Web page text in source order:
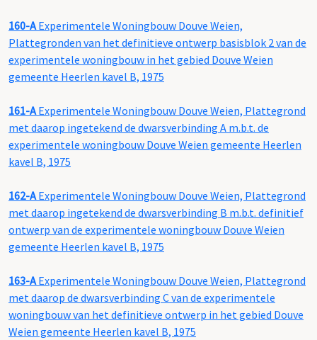
160-AExperimentele Woningbouw Douve Weien,
Plattegronden van het definitieve ontwerp basisblok 2 van de
experimentele woningbouw in het gebied Douve Weien
gemeente Heerlen kavel B, 1975
161-AExperimentele Woningbouw Douve Weien, Plattegrond
met daarop ingetekend de dwarsverbinding A m.b.t. de
experimentele woningbouw Douve Weien gemeente Heerlen
kavel B, 1975
162-AExperimentele Woningbouw Douve Weien, Plattegrond
met daarop ingetekend de dwarsverbinding B m.b.t. definitief
ontwerp van de experimentele woningbouw Douve Weien
gemeente Heerlen kavel B, 1975
163-AExperimentele Woningbouw Douve Weien, Plattegrond
met daarop de dwarsverbinding C van de experimentele
woningbouw van het definitieve ontwerp in het gebied Douve
Weien gemeente Heerlen kavel B, 1975